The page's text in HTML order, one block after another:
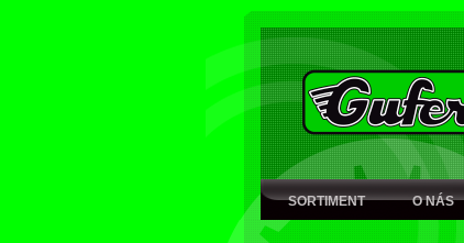
SORTIMENT O NÁS